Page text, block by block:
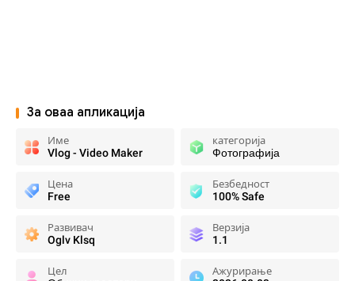
За оваа апликација
Име
Vlog - Video Maker
категорија
Фотографија
Цена
Free
Безбедност
100% Safe
Развивач
Oglv Klsq
Верзија
1.1
Цел Ажурирање